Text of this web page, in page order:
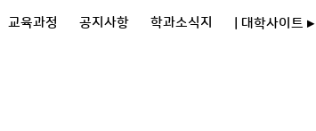
교육과정 공지사항 학과소식지 | 대학사이트 ▸